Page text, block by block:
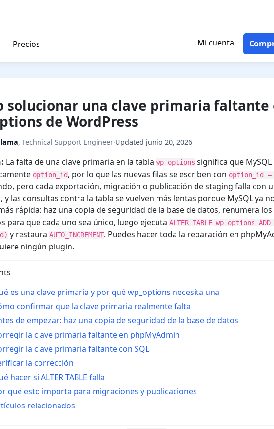
Precios Mi cuenta
solucionar una clave primaria faltante
de WordPress
,Technical Support Engineer·Updated junio 20, 2026
La falta de una clave primaria en la tablawp_options significa que
option_id, por lo que las nuevas filas se escriben con option_id =
pero cada exportación, migración o publicación de staging falla con
y las consultas contra la tabla se vuelven más lentas porque MySQL ya
rápida: haz una copia de seguridad de la base de datos, renumera los
para que cada uno sea único, luego ejecutaALTER TABLE wp_options ADD
y restauraAUTO_INCREMENT. Puedes hacer toda la reparación en
ningún plugin.
es una clave primaria y por qué wp_options necesita una
confirmar que la clave primaria realmente falta
de empezar: haz una copia de seguridad de la base de datos
la clave primaria faltante en phpMyAdmin
la clave primaria faltante con SQL
la corrección
hacer si ALTER TABLE falla
qué esto importa para migraciones y publicaciones
relacionados